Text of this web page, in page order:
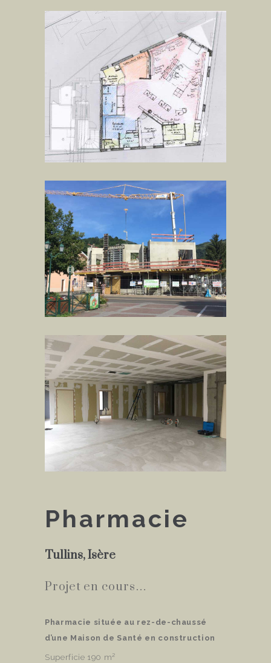
Pharmacie
Tullins, Isère
Projet en cours…
Pharmacie située au rez-de-chaussé
d’une Maison de Santé en construction
Superficie 190 m²